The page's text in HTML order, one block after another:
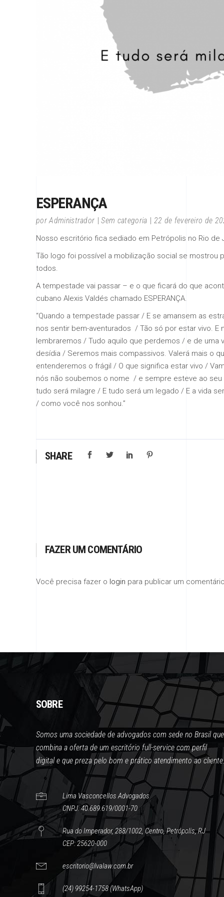
ESPERANÇA
porAdministrador Sem categoria 22 de fevereiro de
Nosso escritório fica sediado em Petrópolis no Rio
Tão logo foi possível a mobilização social se mostrou
todos.
A tempestade vai passar – e o que ficará do que
cubano Alexis Valdés chamado ESPERANÇA.
“Quando a tempestade passar / E se amansem as
nos sentir bem-aventurados / Tão só por estar vivo.
lembraremos / Tudo aquilo que perdemos / e de
desídia / Seremos mais compassivos. Valerá mais o
entenderemos o frágil / O que significa estar vivo /
nós não soubemos o nome / e sempre esteve ao
tudo será milagre / E tudo será um legado / E a vida
/ como você nos sonhou.”
SHARE
FAZER UM COMENTÁRIO
Você precisa fazer o login para publicar um
SOBRE
Somos uma sociedade de advogados com sede no Brasil que
combina a oferta de um escritório full-service com perfil
digital e que preza pelo bom e prático atendimento ao
Lima Vasconcellos Advogados
CNPJ: 40.689.619/0001-70
Rua do Imperador, 288/1002, Centro, Petrópolis, RJ
CEP: 25620-000
escritorio@lvalaw.com.br
(24) 99254-1758 (WhatsApp)